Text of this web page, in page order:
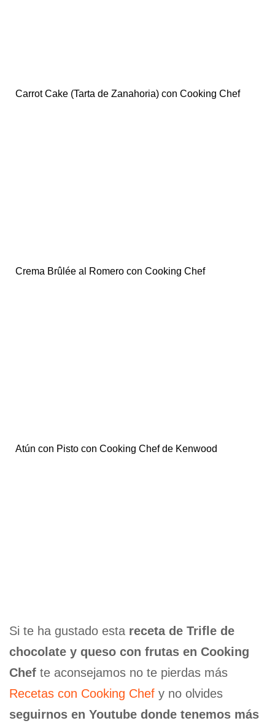
Carrot Cake (Tarta de Zanahoria) con Cooking Chef
Crema Brûlée al Romero con Cooking Chef
Atún con Pisto con Cooking Chef de Kenwood
Si te ha gustado esta receta de Trifle de
chocolate y queso con frutas en Cooking
Chef te aconsejamos no te pierdas más
Recetas con Cooking Chef y no olvides
seguirnos en Youtube donde tenemos más